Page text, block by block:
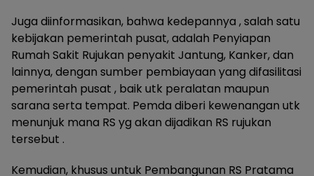
Juga diinformasikan, bahwa kedepannya , salah satu
kebijakan pemerintah pusat, adalah Penyiapan
Rumah Sakit Rujukan penyakit Jantung, Kanker, dan
lainnya, dengan sumber pembiayaan yang difasilitasi
pemerintah pusat , baik utk peralatan maupun
sarana serta tempat. Pemda diberi kewenangan utk
menunjuk mana RS yg akan dijadikan RS rujukan
tersebut .
Kemudian, khusus untuk Pembangunan RS Pratama